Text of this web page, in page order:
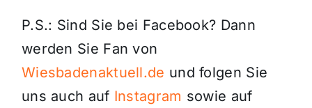
P.S.: Sind Sie bei Facebook? Dann
werden Sie Fan von
Wiesbadenaktuell.de und folgen Sie
uns auch auf Instagram sowie auf